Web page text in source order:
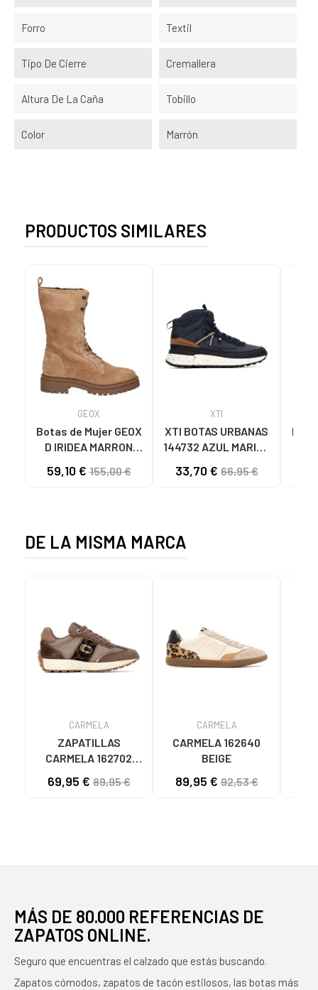
Forro Textil
Tipo De Cierre Cremallera
Altura De La Caña Tobillo
Color Marrón
PRODUCTOS SIMILARES
GEOX
Botas de Mujer GEOX
D IRIDEA MARRON
59,10 €155,00 €
XTI
XTI BOTAS URBANAS
144732 AZUL MARINO
33,70 €66,95 €
DE LA MISMA MARCA
CARMELA
ZAPATILLAS
CARMELA 162702
69,95 €89,95 €
CARMELA
CARMELA 162640
BEIGE
89,95 €92,53 €
MÁS DE 80.000 REFERENCIAS DE
ZAPATOS ONLINE.
Seguro que encuentras el calzado que estás buscando.
Zapatos cómodos, zapatos de tacón estilosos, las botas más